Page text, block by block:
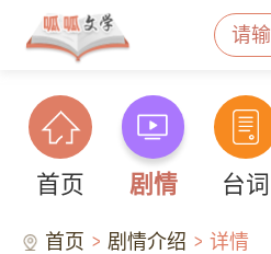
首页 剧情 台词
首页 剧情介绍 详情